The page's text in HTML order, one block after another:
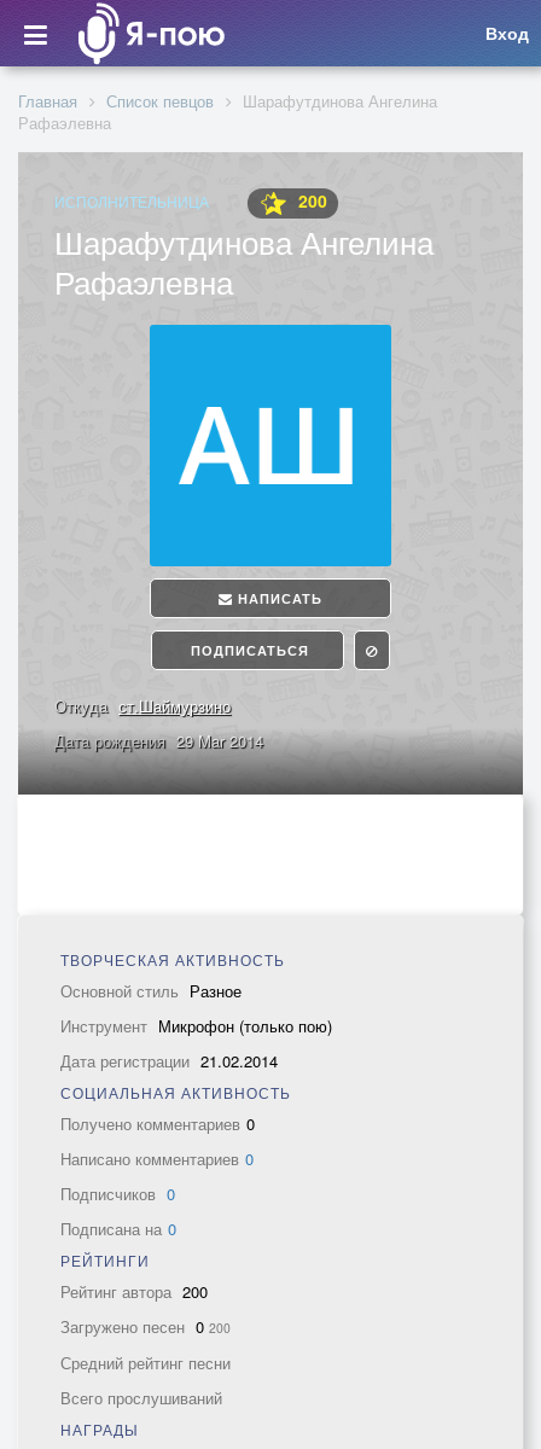
Вход
Главная Список певцов
Шарафутдинова Ангелина
Рафаэлевна
ИСПОЛНИТЕЛЬНИЦА 200
Шарафутдинова Ангелина
Рафаэлевна
НАПИСАТЬ
ПОДПИСАТЬСЯ
Откуда ст.Шаймурзино
Дата рождения 29 Mar 2014
ТВОРЧЕСКАЯ АКТИВНОСТЬ
Основной стиль Разное
Инструмент Микрофон (только пою)
Дата регистрации 21.02.2014
СОЦИАЛЬНАЯ АКТИВНОСТЬ
Получено комментариев 0
Написано комментариев 0
Подписчиков 0
Подписана на 0
РЕЙТИНГИ
Рейтинг автора 200
Загружено песен 0 200
Средний рейтинг песни
Всего прослушиваний
НАГРАДЫ